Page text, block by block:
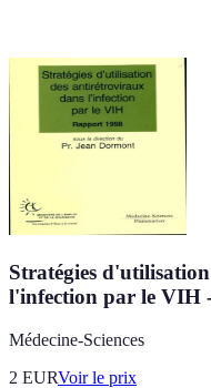
Stratégies
l'infection par le VIH
Médecine-Sciences
2 EURVoir le prix